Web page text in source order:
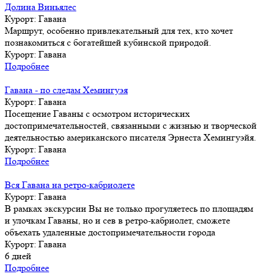
Долина Виньялес
Курорт: Гавана
Маршрут, особенно привлекательный для тех, кто хочет
познакомиться с богатейшей кубинской природой.
Курорт: Гавана
Подробнее
Гавана - по следам Хемингуэя
Курорт: Гавана
Посещение Гаваны с осмотром исторических
достопримечательностей, связанными с жизнью и творческой
деятельностью американского писателя Эрнеста Хемингуэйя.
Курорт: Гавана
Подробнее
Вся Гавана на ретро-кабриолете
Курорт: Гавана
В рамках экскурсии Вы не только прогуляетесь по площадям
и улочкам Гаваны, но и сев в ретро-кабриолет, сможете
объехать удаленные достопримечательности города
Курорт: Гавана
6 дней
Подробнее